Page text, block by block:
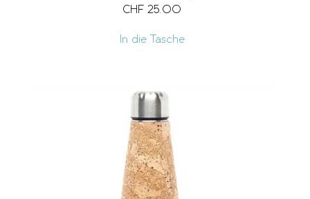
CHF 25.00
In die Tasche